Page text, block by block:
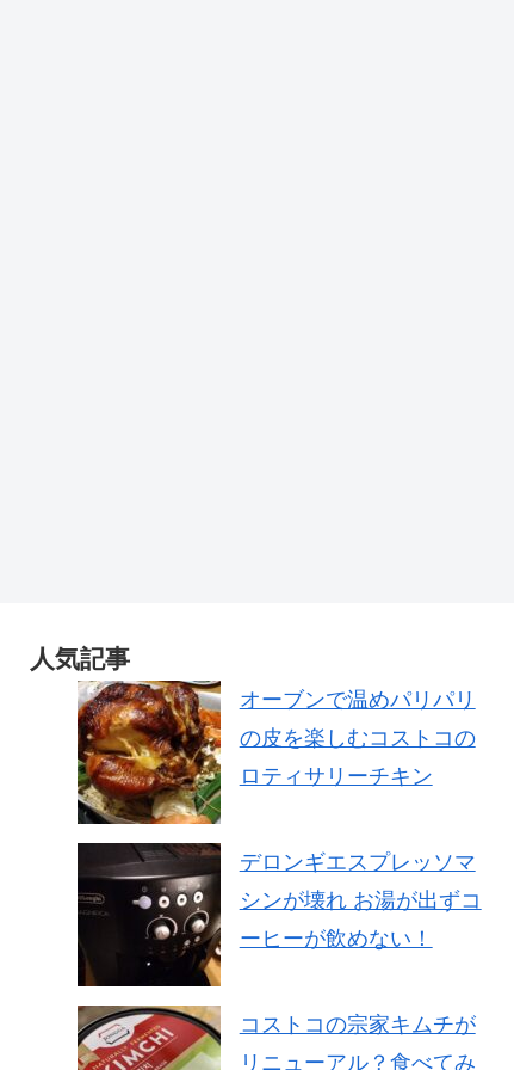
人気記事
オーブンで温めパリパリ
の皮を楽しむコストコの
ロティサリーチキン
デロンギエスプレッソマ
シンが壊れ お湯が出ずコ
ーヒーが飲めない！
コストコの宗家キムチが
リニューアル？食べてみ